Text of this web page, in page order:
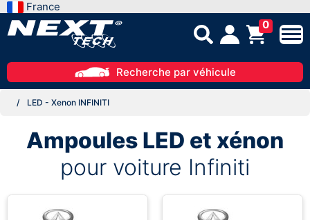
France
0
Recherche par véhicule
LED - Xenon INFINITI
Ampoules LED et xénon
pour voiture Infiniti